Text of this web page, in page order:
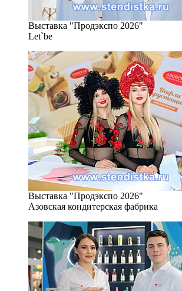
Выставка "Продэкспо 2026"
Let`be
Выставка "Продэкспо 2026"
Азовская кондитерская фабрика